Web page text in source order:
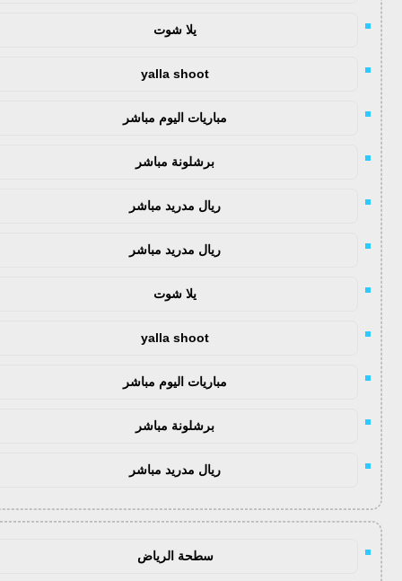
يلا شوت
yalla shoot
مباريات اليوم مباشر
برشلونة مباشر
ريال مدريد مباشر
ريال مدريد مباشر
يلا شوت
yalla shoot
مباريات اليوم مباشر
برشلونة مباشر
ريال مدريد مباشر
سطحة الرياض